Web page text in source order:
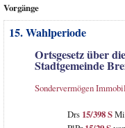
Vorgänge
15. Wahlperiode
Ortsgesetz über
Stadtgemeinde
Sondervermögen
Drs 15/398 S